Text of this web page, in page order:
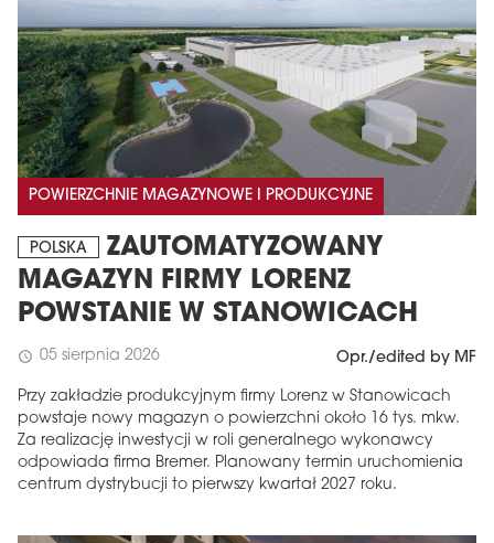
POWIERZCHNIE MAGAZYNOWE I PRODUKCYJNE
POLSKA
ZAUTOMATYZOWANY
MAGAZYN FIRMY LORENZ
POWSTANIE W STANOWICACH
schedule 05 sierpnia 2026 Opr./edited by MF
Przy zakładzie produkcyjnym firmy Lorenz w Stanowicach
powstaje nowy magazyn o powierzchni około 16 tys. mkw.
Za realizację inwestycji w roli generalnego wykonawcy
odpowiada firma Bremer. Planowany termin uruchomienia
centrum dystrybucji to pierwszy kwartał 2027 roku.